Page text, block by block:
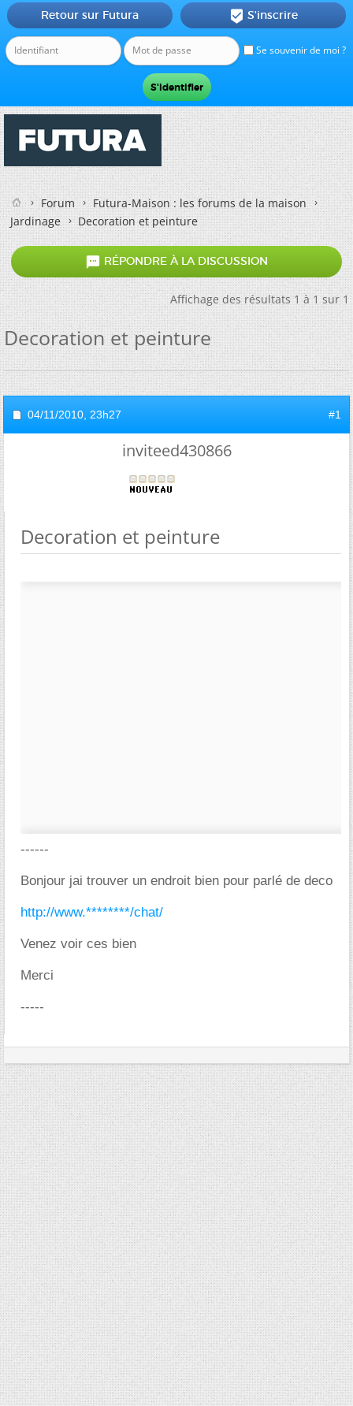
Se souvenir de moi ?
Retour sur Futura  S'inscrire
Forum
Futura-Maison : les forums de la maison
Jardinage
Decoration et peinture
 RÉPONDRE À LA DISCUSSION
Affichage des résultats 1 à 1 sur 1
Decoration et peinture
04/11/2010, 23h27 #1
inviteed430866
Decoration et peinture
------
Bonjour jai trouver un endroit bien pour parlé de deco
http://www.********/chat/
Venez voir ces bien
Merci
-----